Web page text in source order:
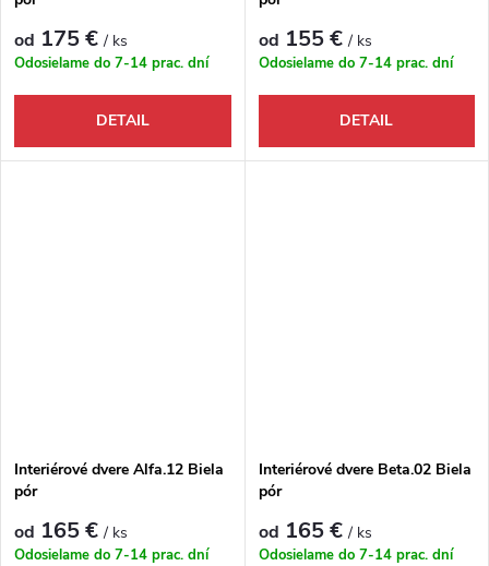
od 175 €/ ks
Odosielame do 7-14 prac. dní
DETAIL
od 155 €/ ks
Odosielame do 7-14 prac. dní
DETAIL
Interiérové dvere Alfa.12 Biela
pór
od 165 €/ ks
Odosielame do 7-14 prac. dní
Interiérové dvere Beta.02 Biela
pór
od 165 €/ ks
Odosielame do 7-14 prac. dní